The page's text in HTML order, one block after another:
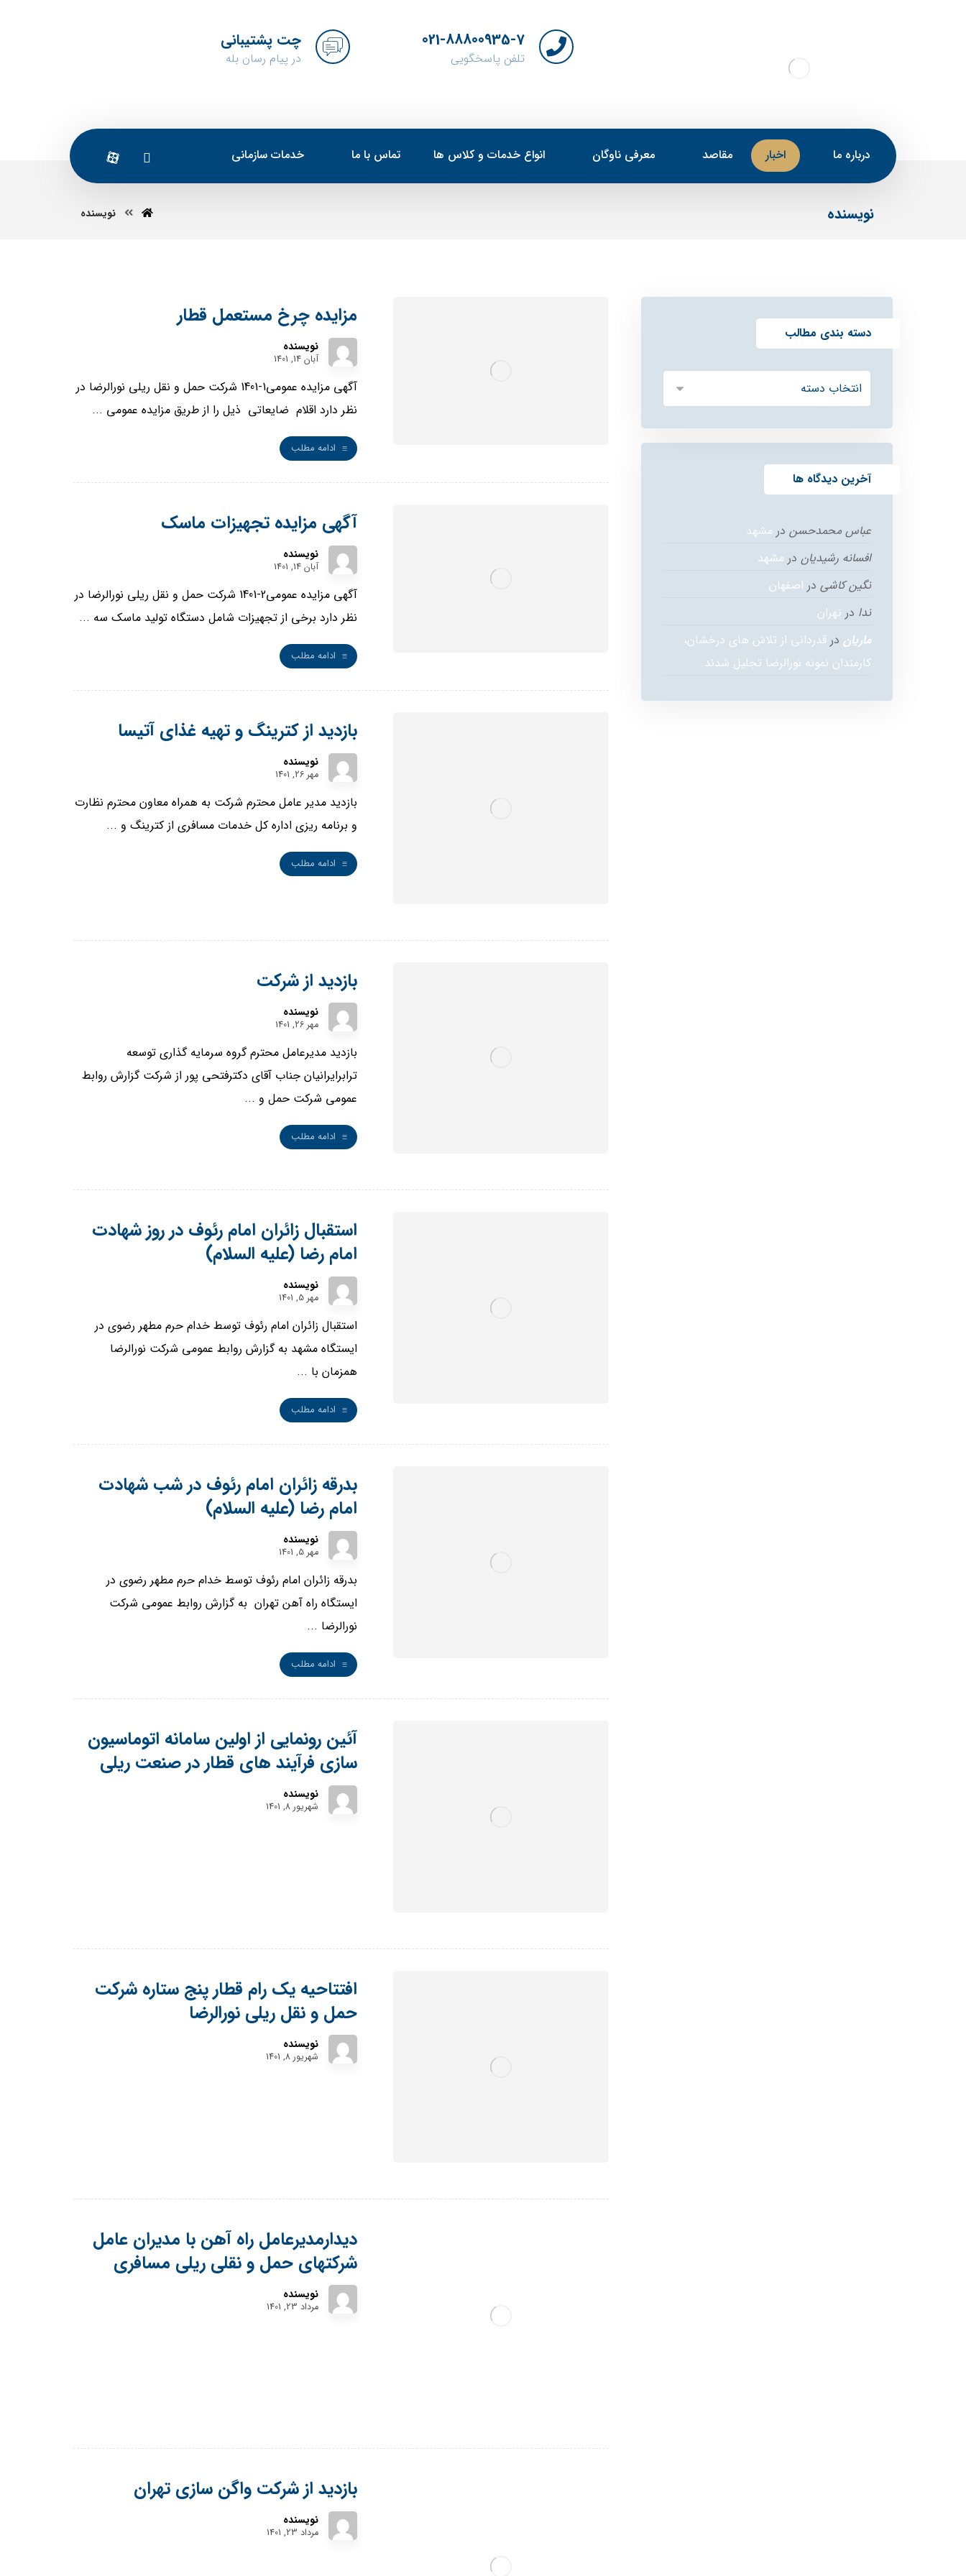
چت پشتیبانی
در پیام رسان بله
021-88800935-7
تلفن پاسخگویی
درباره ما اخبار مقاصد معرفی ناوگان انواع خدمات و کلاس ها تماس با ما خدمات سازمانی
نویسنده نویسنده
مزایده چرخ مستعمل قطار
نویسنده
آبان 14, 1401
آگهی مزایده عمومی1-1401 شرکت حمل و نقل ریلی نورالرضا در
نظر دارد اقلام ضایعاتی ذیل را از طریق مزایده عمومی ...
ادامه مطلب
آگهی مزایده تجهیزات ماسک
نویسنده
آبان 14, 1401
آگهی مزایده عمومی2-1401 شرکت حمل و نقل ریلی نورالرضا در
نظر دارد برخی از تجهیزات شامل دستگاه تولید ماسک سه ...
ادامه مطلب
بازدید از کترینگ و تهیه غذای آتیسا
نویسنده
مهر 26, 1401
بازدید مدیر عامل محترم شرکت به همراه معاون محترم نظارت
و برنامه ریزی اداره کل خدمات مسافری از کترینگ و ...
ادامه مطلب
بازدید از شرکت
نویسنده
مهر 26, 1401
بازدید مدیرعامل محترم گروه سرمایه گذاری توسعه
ترابرایرانیان جناب آقای دکترفتحی پور از شرکت گزارش روابط
عمومی شرکت حمل و ...
ادامه مطلب
استقبال زائران امام رئوف در روز شهادت
امام رضا (علیه السلام)
نویسنده
مهر 5, 1401
استقبال زائران امام رئوف توسط خدام حرم مطهر رضوی در
ایستگاه مشهد به گزارش روابط عمومی شرکت نورالرضا
همزمان با ...
ادامه مطلب
بدرقه زائران امام رئوف در شب شهادت
امام رضا (علیه السلام)
نویسنده
مهر 5, 1401
بدرقه زائران امام رئوف توسط خدام حرم مطهر رضوی در
ایستگاه راه آهن تهران به گزارش روابط عمومی شرکت
نورالرضا ...
ادامه مطلب
آئین رونمایی از اولین سامانه اتوماسیون
سازی فرآیند های قطار در صنعت ریلی
نویسنده
شهریور 8, 1401
افتتاحیه یک رام قطار پنج ستاره شرکت
حمل و نقل ریلی نورالرضا
نویسنده
شهریور 8, 1401
دیدارمدیرعامل راه آهن با مدیران عامل
شرکتهای حمل و نقلی ریلی مسافری
نویسنده
مرداد 23, 1401
بازدید از شرکت واگن سازی تهران
نویسنده
مرداد 23, 1401
دسته بندی مطالب
آخرین دیدگاه ها
عباس محمدحسن در مشهد
افسانه رشیدیان در مشهد
نگین کاشی در اصفهان
ندا در تهران
ماریان در قدردانی از تلاش های درخشان،
کارمندان نمونه نورالرضا تجلیل شدند.